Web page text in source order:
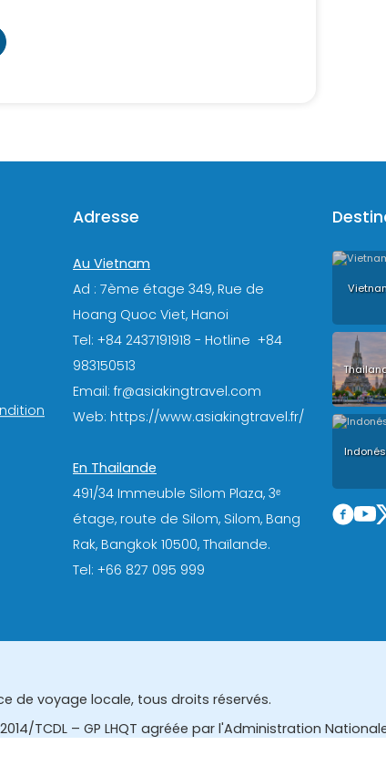
Adresse
Au Vietnam
Ad : 7ème étage 349, Rue de
Hoang Quoc Viet, Hanoi
Tel: +84 2437191918 - Hotline +84
983150513
Email: fr@asiakingtravel.com
Web: https://www.asiakingtravel.fr/
En Thailande
491/34 Immeuble Silom Plaza, 3ᵉ
étage, route de Silom, Silom, Bang
Rak, Bangkok 10500, Thaïlande.
Tel: +66 827 095 999
de voyage locale, tous droits réservés.
TCDL – GP LHQT agréée par l'Administration